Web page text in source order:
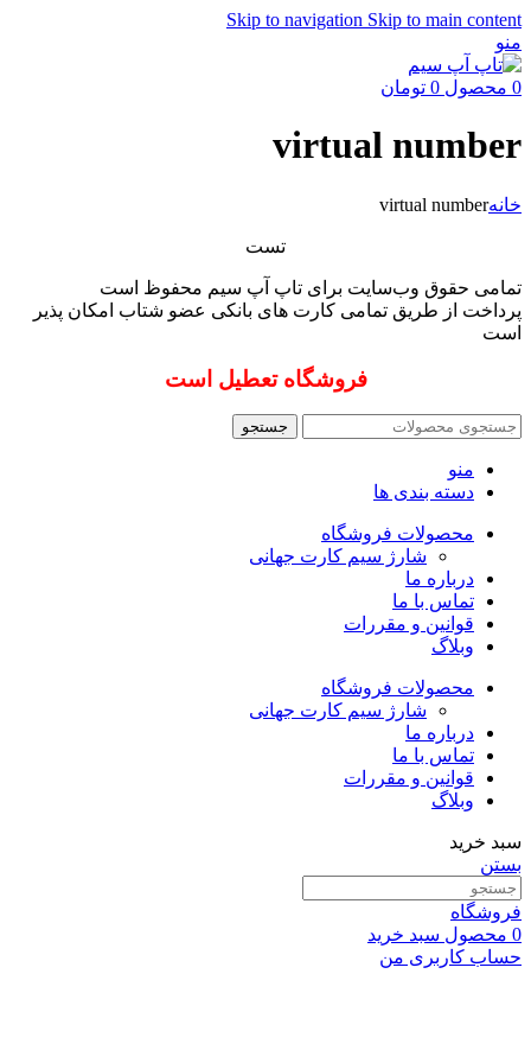
Skip to navigation Skip to main content
منو
0 محصول 0 تومان
virtual number
خانهvirtual number
تست
تمامی حقوق وب‌سایت برای تاپ آپ سیم محفوظ است
پرداخت از طریق تمامی کارت های بانکی عضو شتاب امکان پذیر
است
فروشگاه تعطیل است
جستجو
منو
دسته بندی ها
محصولات فروشگاه
شارژ سیم کارت جهانی
درباره ما
تماس با ما
قوانین و مقررات
وبلاگ
محصولات فروشگاه
شارژ سیم کارت جهانی
درباره ما
تماس با ما
قوانین و مقررات
وبلاگ
سبد خرید
بستن
فروشگاه
0 محصول سبد خرید
حساب کاربری من